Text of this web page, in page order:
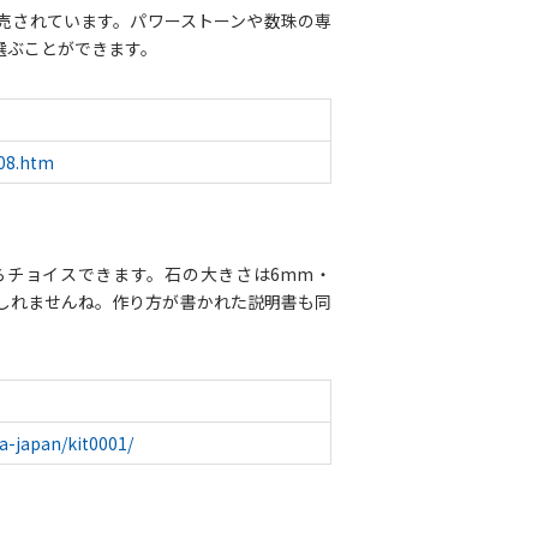
されています。パワーストーンや数珠の専
ことができます。
ョイスできます。石の大きさは6mm・
れませんね。作り方が書かれた説明書も同
japan/kit0001/